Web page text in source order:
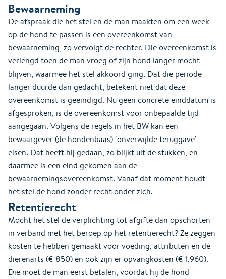
Bewaarneming
De afspraak die het stel en de man maakten om een week
op de hond te passen is een overeenkomst van
bewaarneming, zo vervolgt de rechter. Die overeenkomst is
verlengd toen de man vroeg of zijn hond langer mocht
blijven, waarmee het stel akkoord ging. Dat die periode
langer duurde dan gedacht, betekent niet dat deze
overeenkomst is geëindigd. Nu geen concrete einddatum is
afgesproken, is de overeenkomst voor onbepaalde tijd
aangegaan. Volgens de regels in het BW kan een
bewaargever (de hondenbaas) ‘onverwijlde teruggave’
eisen. Dat heeft hij gedaan, zo blijkt uit de stukken, en
daarmee is een eind gekomen aan de
bewaarnemingsovereenkomst. Vanaf dat moment houdt
het stel de hond zonder recht onder zich.
Retentierecht
Mocht het stel de verplichting tot afgifte dan opschorten
in verband met het beroep op het retentierecht? Ze zeggen
kosten te hebben gemaakt voor voeding, attributen en de
dierenarts (€ 850) en ook zijn er opvangkosten (€ 1.960).
Die moet de man eerst betalen, voordat hij de hond